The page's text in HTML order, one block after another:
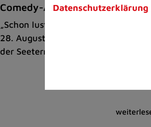
Comedy-Abend mit Benni Stark
„Schon lustig, wenn’s witzig ist!“ am
28. August auf der Sommerbühne an
der Seeterrasse
Datenschutzerklärung